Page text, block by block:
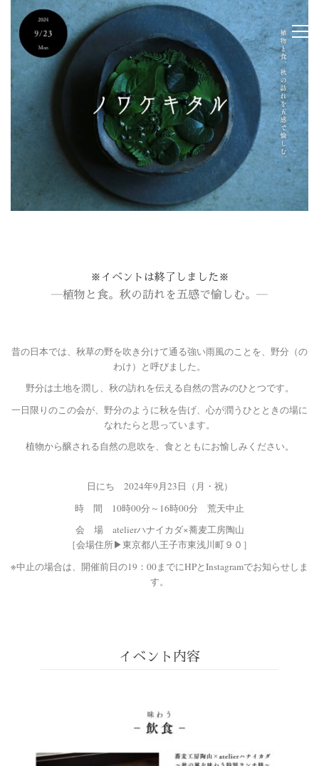
※イベントは終了しました※
―植物と食。秋の訪れを五感で愉しむ。―
昔の日本では、秋草の野を吹き分けて通る強い雨風のことを、野分（の
わけ）と呼びました。
野分は土地を潤し、秋の訪れを伝える自然の営みのひとつです。
一日限りのこの会が、野分のように秋を告げ、心が潤うひとときの場に
なれたらと思っています。
植物から醸される自然の息吹を、食とともにお愉しみください。
日にち 2024年9月23日（月・祝）
時 間 10時00分～16時00分 荒天中止
会 場 atelierハナイカダ×蕎麦工房陶山
［会場住所▶︎東京都八王子市東浅川町９０］
※中止の場合は、開催前日の19：00までにHPとInstagramでお知らせしま
す。
イベント内容